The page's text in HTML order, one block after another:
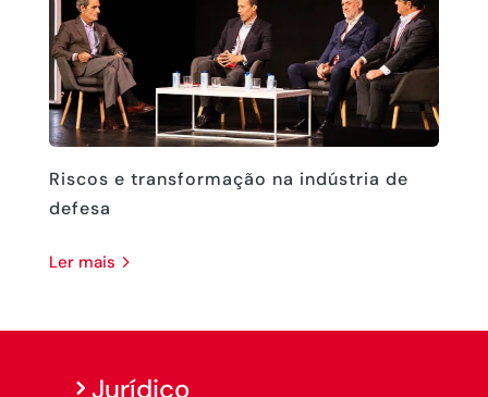
Riscos e transformação na indústria de
defesa
ler mais
Jurídico